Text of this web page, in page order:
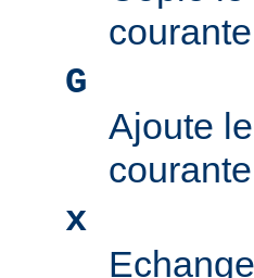
G
Ajoute
x